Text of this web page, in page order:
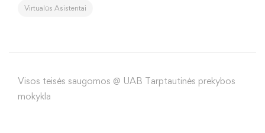
Virtualūs Asistentai
Visos teisės saugomos @ UAB Tarptautinės prekybos
mokykla